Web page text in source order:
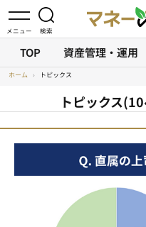
TOP 資産管理・運用
ホーム › トピックス
トピックス